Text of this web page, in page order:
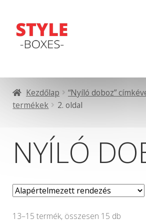
Ugrás
a
navigációhoz
Kilépés
a
tartalomba
Kezdőlap
“Nyíló doboz”
termékek
2. oldal
NYÍLÓ
13–15 termék, összesen 15 db